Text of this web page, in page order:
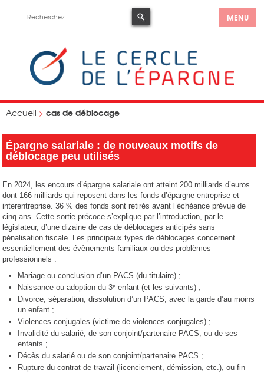
MENU
Accueil > cas de déblocage
Épargne salariale : de nouveaux motifs de
déblocage peu utilisés
En 2024, les encours d’épargne salariale ont atteint 200 milliards d’euros
dont 166 milliards qui reposent dans les fonds d’épargne entreprise et
interentreprise. 36 % des fonds sont retirés avant l’échéance prévue de
cinq ans. Cette sortie précoce s’explique par l’introduction, par le
législateur, d’une dizaine de cas de déblocages anticipés sans
pénalisation fiscale. Les principaux types de déblocages concernent
essentiellement des évènements familiaux ou des problèmes
professionnels :
Mariage ou conclusion d’un PACS (du titulaire) ;
Naissance ou adoption du 3ᵉ enfant (et les suivants) ;
Divorce, séparation, dissolution d’un PACS, avec la garde d’au moins
un enfant ;
Violences conjugales (victime de violences conjugales) ;
Invalidité du salarié, de son conjoint/partenaire PACS, ou de ses
enfants ;
Décès du salarié ou de son conjoint/partenaire PACS ;
Rupture du contrat de travail (licenciement, démission, etc.), ou fin